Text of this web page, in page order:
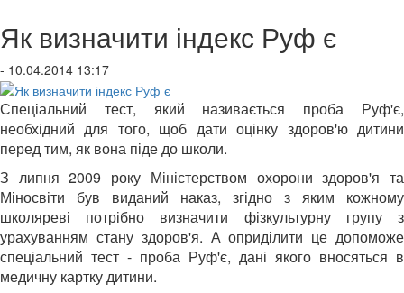
Як визначити індекс Руф є
- 10.04.2014 13:17
Спеціальний тест, який називається проба Руф'є,
необхідний для того, щоб дати оцінку здоров'ю дитини
перед тим, як вона піде до школи.
З липня 2009 року Міністерством охорони здоров'я та
Міносвіти був виданий наказ, згідно з яким кожному
школяреві потрібно визначити фізкультурну групу з
урахуванням стану здоров'я. А оприділити це допоможе
спеціальний тест - проба Руф'є, дані якого вносяться в
медичну картку дитини.